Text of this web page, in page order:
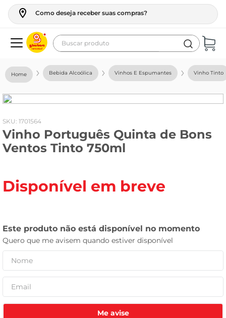
Como deseja receber suas compras?
Buscar produto
Bebida Alcoólica Vinhos E Espumantes Vinho Tinto
: 1701564
Vinho Português Quinta de Bons
Ventos Tinto 750ml
Disponível em breve
Me avise
geladeira
fogao
café
cerveja
leite
tv